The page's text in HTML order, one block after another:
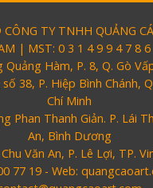
TY TNHH QUẢNG
| MST: 0 3 1 4 9 9 4 7 8 6
Quảng Hàm, P. 8, Q. Gò
38, P. Hiệp Bình Chánh,
Chí Minh
Phan Thanh Giản. P. Lái
An, Bình Dương
Văn An, P. Lê Lợi, TP.
77 19 - Web: